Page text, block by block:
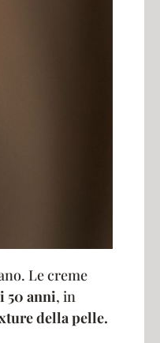
Le creme
50 anni, in
della pelle.